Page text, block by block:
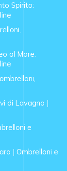
Spirito:
al Mare:
di Lavagna |
e
| Ombrelloni e